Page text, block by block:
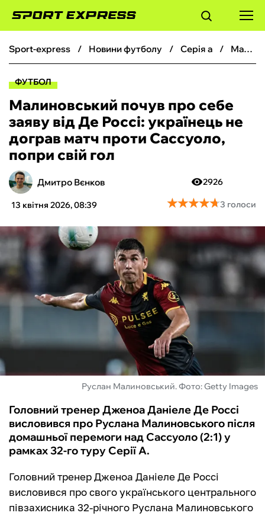
ФУТБОЛ
БОКС
ХОКЕЙ
ТЕНІС
КІБЕРСПОРТ
ЧС-2026
ФУТЗАЛ
БУКМЕКЕРИ
sport-express новини футболу серія а Малиновський почув про себе заяву від Де Россі: українець не дограв матч проти Сассуоло, попри свій гол
ФУТБОЛ
Малиновський почув про себе
заяву від Де Россі: українець не
дограв матч проти Сассуоло,
попри свій гол
Дмитро Вєнков
13 квітня 2026, 08:39
2926
★★★★★
★★★★★3 голоси
Руслан Малиновський. Фото: Getty Images
Головний тренер Дженоа Даніеле Де Россі
висловився про Руслана Малиновського після
домашньої перемоги над Сассуоло (2:1) у
рамках 32-го туру Серії А.
Головний тренер Дженоа Даніеле Де Россі
висловився про свого українського центрального
півзахисника 32-річного Руслана Малиновського